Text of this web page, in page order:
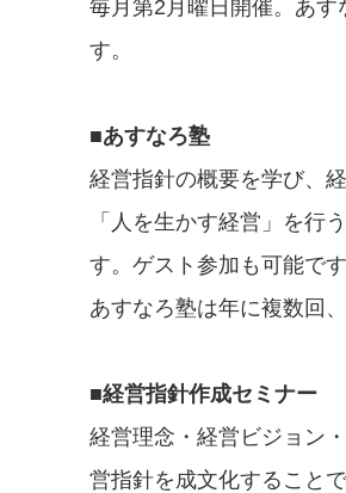
毎月第2月曜日開催。あ
す。
■あすなろ塾
経営指針の概要を学び、
「人を生かす経営」を行
す。ゲスト参加も可能です
あすなろ塾は年に複数回
■経営指針作成セミナー
経営理念・経営ビジョン
営指針を成文化すること